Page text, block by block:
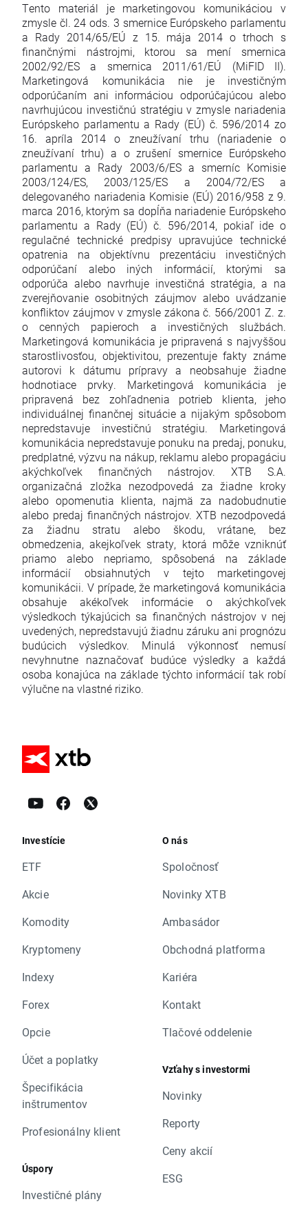
Tento materiál je marketingovou komunikáciou v
zmysle čl. 24 ods. 3 smernice Európskeho parlamentu
a Rady 2014/65/EÚ z 15. mája 2014 o trhoch s
finančnými nástrojmi, ktorou sa mení smernica
2002/92/ES a smernica 2011/61/EÚ (MiFID II).
Marketingová komunikácia nie je investičným
odporúčaním ani informáciou odporúčajúcou alebo
navrhujúcou investičnú stratégiu v zmysle nariadenia
Európskeho parlamentu a Rady (EÚ) č. 596/2014 zo
16. apríla 2014 o zneužívaní trhu (nariadenie o
zneužívaní trhu) a o zrušení smernice Európskeho
parlamentu a Rady 2003/6/ES a smerníc Komisie
2003/124/ES, 2003/125/ES a 2004/72/ES a
delegovaného nariadenia Komisie (EÚ) 2016/958 z 9.
marca 2016, ktorým sa dopĺňa nariadenie Európskeho
parlamentu a Rady (EÚ) č. 596/2014, pokiaľ ide o
regulačné technické predpisy upravujúce technické
opatrenia na objektívnu prezentáciu investičných
odporúčaní alebo iných informácií, ktorými sa
odporúča alebo navrhuje investičná stratégia, a na
zverejňovanie osobitných záujmov alebo uvádzanie
konfliktov záujmov v zmysle zákona č. 566/2001 Z. z.
o cenných papieroch a investičných službách.
Marketingová komunikácia je pripravená s najvyššou
starostlivosťou, objektivitou, prezentuje fakty známe
autorovi k dátumu prípravy a neobsahuje žiadne
hodnotiace prvky. Marketingová komunikácia je
pripravená bez zohľadnenia potrieb klienta, jeho
individuálnej finančnej situácie a nijakým spôsobom
nepredstavuje investičnú stratégiu. Marketingová
komunikácia nepredstavuje ponuku na predaj, ponuku,
predplatné, výzvu na nákup, reklamu alebo propagáciu
akýchkoľvek finančných nástrojov. XTB S.A.
organizačná zložka nezodpovedá za žiadne kroky
alebo opomenutia klienta, najmä za nadobudnutie
alebo predaj finančných nástrojov. XTB nezodpovedá
za žiadnu stratu alebo škodu, vrátane, bez
obmedzenia, akejkoľvek straty, ktorá môže vzniknúť
priamo alebo nepriamo, spôsobená na základe
informácií obsiahnutých v tejto marketingovej
komunikácii. V prípade, že marketingová komunikácia
obsahuje akékoľvek informácie o akýchkoľvek
výsledkoch týkajúcich sa finančných nástrojov v nej
uvedených, nepredstavujú žiadnu záruku ani prognózu
budúcich výsledkov. Minulá výkonnosť nemusí
nevyhnutne naznačovať budúce výsledky a každá
osoba konajúca na základe týchto informácií tak robí
výlučne na vlastné riziko.
Investície
ETF
Akcie
Komodity
Kryptomeny
Indexy
Forex
Opcie
Účet a poplatky
Špecifikácia
inštrumentov
Profesionálny klient
Úspory
Investičné plány
O nás
Spoločnosť
Novinky XTB
Ambasádor
Obchodná platforma
Kariéra
Kontakt
Tlačové oddelenie
Vzťahy s investormi
Novinky
Reporty
Ceny akcií
ESG